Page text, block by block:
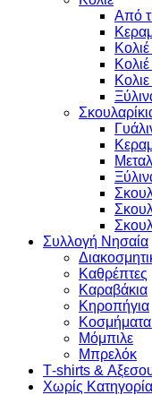
Από
Συλλογή Νησαία
Καθρέπτες
Καραβάκια
Κηροπήγια
Μόμπιλε
Μπρελόκ
Τ-shirts &
Χωρίς Κατηγορία